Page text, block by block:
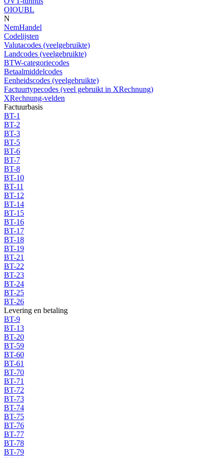
OIOUBL
N
NemHandel
Codelijsten
Valutacodes (veelgebruikte)
Landcodes (veelgebruikte)
BTW-categoriecodes
Betaalmiddelcodes
Eenheidscodes (veelgebruikte)
Factuurtypecodes (veel gebruikt in XRechnung)
XRechnung-velden
Factuurbasis
BT-1
BT-2
BT-3
BT-5
BT-6
BT-7
BT-8
BT-10
BT-11
BT-12
BT-14
BT-15
BT-16
BT-17
BT-18
BT-19
BT-21
BT-22
BT-23
BT-24
BT-25
BT-26
Levering en betaling
BT-9
BT-13
BT-20
BT-59
BT-60
BT-61
BT-70
BT-71
BT-72
BT-73
BT-74
BT-75
BT-76
BT-77
BT-78
BT-79